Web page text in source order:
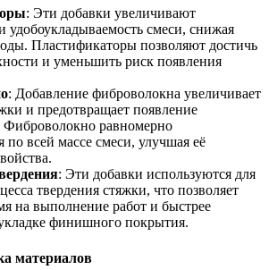
: Эти добавки увеличивают
удобоукладываемость смеси, снижая
Пластификаторы позволяют достичь
и уменьшить риск появления
: Добавление фиброволокна увеличивает
и предотвращает появление
равномерно
по всей массе смеси, улучшая её
: Эти добавки используются для
твердения стяжки, что позволяет
на выполнение работ и быстрее
финишного покрытия.
материалов